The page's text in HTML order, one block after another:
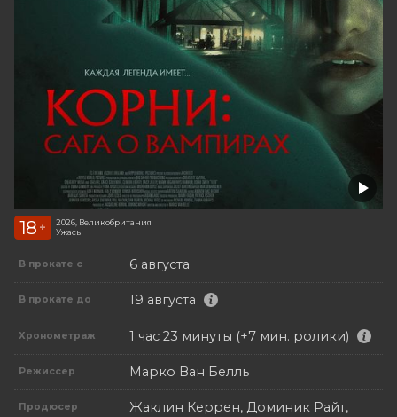
18 +
2026, Великобритания
Ужасы
В прокате с 6 августа
В прокате до 19 августа
Хронометраж 1 час 23 минуты (+7 мин. ролики)
Режиссер Марко Ван Белль
Продюсер
Жаклин Керрен, Доминик Райт,